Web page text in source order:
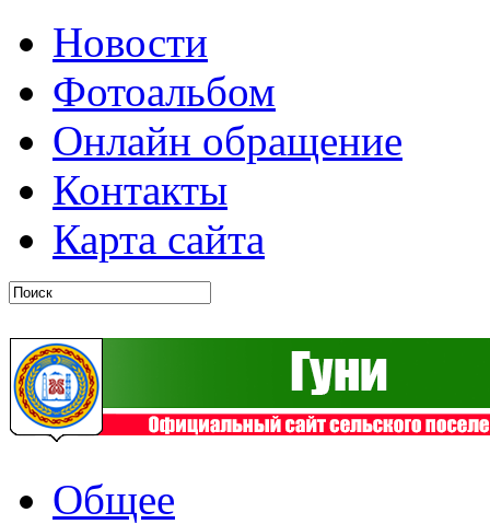
Новости
Фотоальбом
Онлайн обращение
Контакты
Карта сайта
Общее